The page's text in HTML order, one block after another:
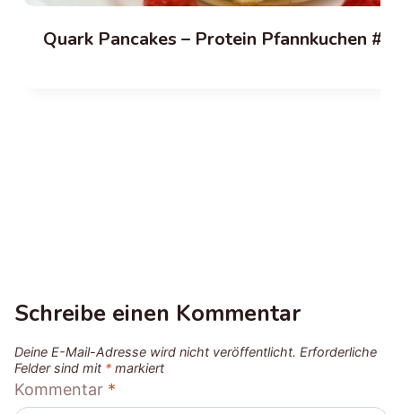
Quark Pancakes – Protein Pfannkuchen #1
Schreibe einen Kommentar
Deine E-Mail-Adresse wird nicht veröffentlicht. Erforderliche
Felder sind mit * markiert
Kommentar *